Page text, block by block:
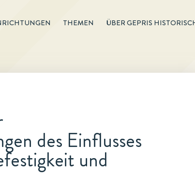
THEMEN ÜBER GEPRIS
des Einflusses
und